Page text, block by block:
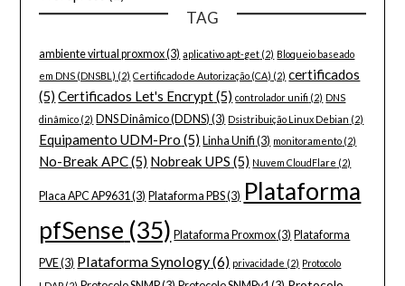
TAG
ambiente virtual proxmox(3) aplicativo apt-get (2) Bloqueio baseado
em DNS (DNSBL) (2) Certificado de Autorização (CA) (2) certificados
(5) Certificados Let's Encrypt(5) controlador unifi (2) DNS
dinâmico (2) DNS Dinâmico (DDNS) (3) Dsistribuição Linux Debian (2)
Equipamento UDM-Pro (5) Linha Unifi (3) monitoramento (2)
No-Break APC(5) Nobreak UPS (5) Nuvem CloudFlare (2)
Placa APC AP9631(3) Plataforma PBS(3) Plataforma
pfSense (35) Plataforma Proxmox(3) Plataforma
PVE(3) Plataforma Synology(6) privacidade (2) Protocolo